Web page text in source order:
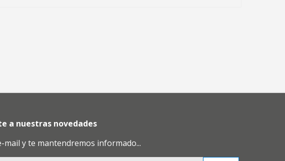
a nuestras novedades
mail y te mantendremos informado...